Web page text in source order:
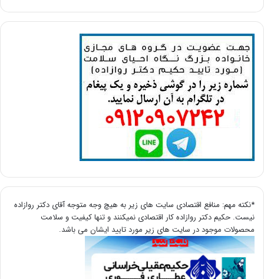
*نکته مهم: منافع اقتصادی سایت های زیر به هیچ وجه متوجه آقای دکتر روازاده
نیست. حکیم دکتر روازاده کار اقتصادی نمیکنند و تنها کیفیت و سلامت
محصولات موجود در سایت های زیر مورد تایید ایشان می باشد.